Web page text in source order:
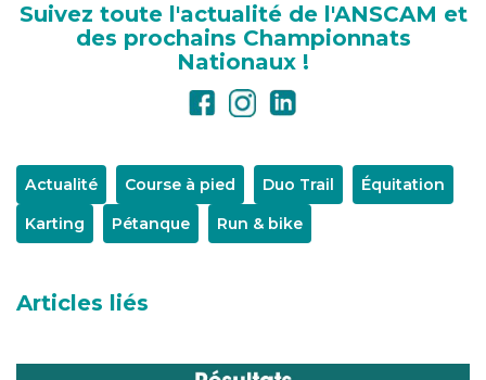
Suivez toute l'actualité de l'ANSCAM et
des prochains Championnats
Nationaux !
Actualité Course à pied Duo Trail
Équitation
Karting
Pétanque Run & bike
Articles liés